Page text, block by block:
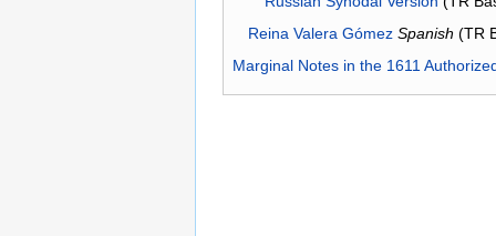
Reina Valera Gómez Spanish (TR
Marginal Notes in the 1611